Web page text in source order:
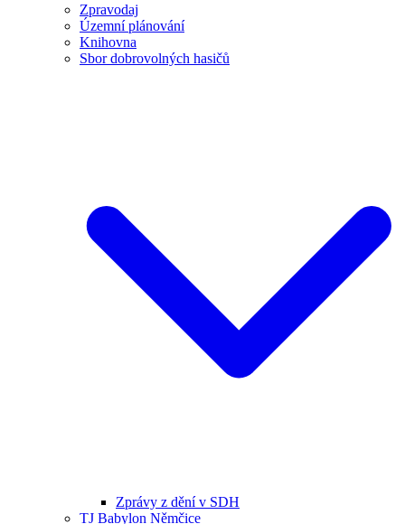
Zpravodaj
Územní plánování
Knihovna
Sbor dobrovolných hasičů
Zprávy z dění v SDH
TJ Babylon Němčice